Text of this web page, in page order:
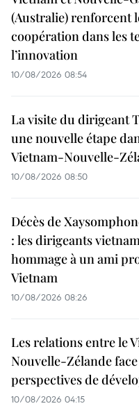
(Australie) renforcent
coopération dans les
l’innovation
10/08/2026 08:54
La visite du dirigeant
une nouvelle étape
Vietnam-Nouvelle-
10/08/2026 08:50
Décès de
: les dirigeants
hommage à un ami
Vietnam
10/08/2026 08:26
Les relations entre le
Nouvelle-Zélande
perspectives de
10/08/2026 04:15